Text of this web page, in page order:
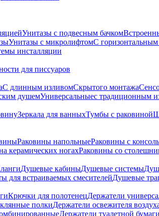
Унитазы с подвесным бачком
Унитазы с микролифтомC
инсталляции
для писсуаров
С длинным изливомСкрытого монтажа
душемУниверсальныес традиционным
Зеркала для ванныхТумбы с раковиной
Раковины напольныеРаковины с
керамических ногахРаковины со
Душевые кабиныДушевые системы
для встраиваемых смесителейДушевые
Крючки для полотенецДержатели
полкиДержатели освежителя
Держатели туалетной бумаги